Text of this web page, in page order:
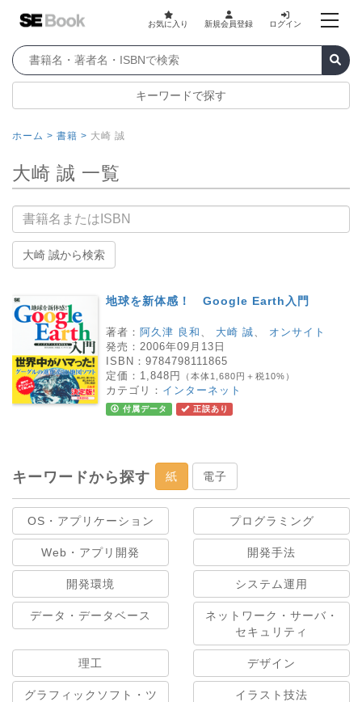
お気に入り 新規会員登録 ログイン
キーワードで探す
ホーム > 書籍 > 大崎 誠
大崎 誠 一覧
書籍名
大崎 誠から検索
地球を新体感！ Google Earth入門
著者： 阿久津 良和 、 大崎 誠、 オンサイト
発売： 2006年09月13日
ISBN： 9784798111865
定価： 1,848円 （本体1,680円＋税10%）
カテゴリ： インターネット
付属データ 正誤あり
キーワードから探す 紙 電子
OS・アプリケーション プログラミング
Web・アプリ開発 開発手法
開発環境 システム運用
データ・データベース
ネットワーク・サーバ・
セキュリティ
理工 デザイン
グラフィックソフト・ツ
イラスト技法